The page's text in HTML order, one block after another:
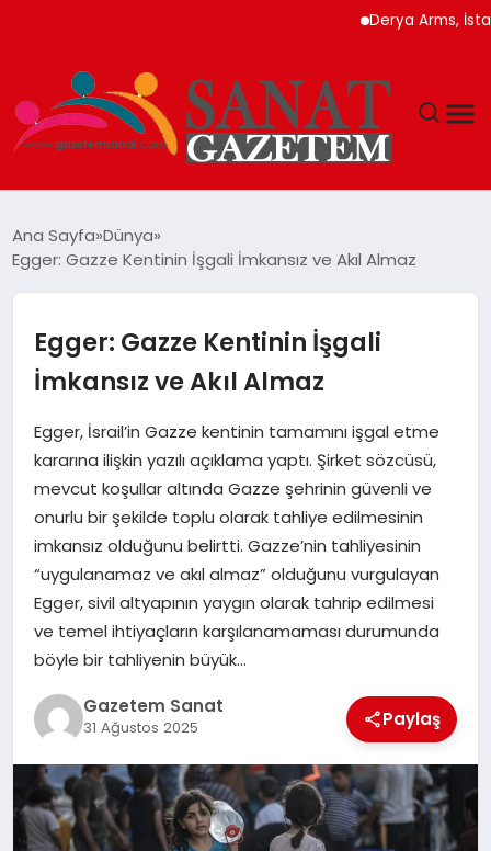
Derya Arms,
TEKNOLOJI
SIYASET
SPOR
YAŞAM
EKONOMI
SAĞLIK
DÜNYA
EĞITIM
Ana Sayfa Dünya
Egger: Gazze Kentinin İşgali İmkansız ve Akıl Almaz
Egger: Gazze Kentinin İşgali
İmkansız ve Akıl Almaz
Egger, İsrail’in Gazze kentinin tamamını işgal etme
kararına ilişkin yazılı açıklama yaptı. Şirket sözcüsü,
mevcut koşullar altında Gazze şehrinin güvenli ve
onurlu bir şekilde toplu olarak tahliye edilmesinin
imkansız olduğunu belirtti. Gazze’nin tahliyesinin
“uygulanamaz ve akıl almaz” olduğunu vurgulayan
Egger, sivil altyapının yaygın olarak tahrip edilmesi
ve temel ihtiyaçların karşılanamaması durumunda
böyle bir tahliyenin büyük…
Gazetem Sanat
31 Ağustos 2025 Paylaş